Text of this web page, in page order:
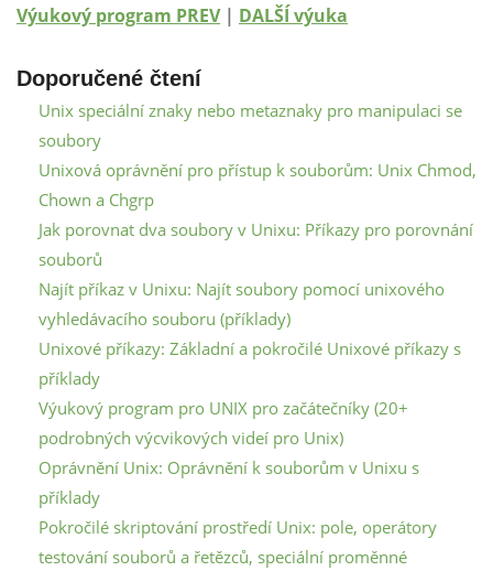
Výukový program PREV| DALŠÍ výuka
Doporučené čtení
Unix speciální znaky nebo metaznaky pro manipulaci se
soubory
Unixová oprávnění pro přístup k souborům: Unix Chmod,
Chown a Chgrp
Jak porovnat dva soubory v Unixu: Příkazy pro porovnání
souborů
Najít příkaz v Unixu: Najít soubory pomocí unixového
vyhledávacího souboru (příklady)
Unixové příkazy: Základní a pokročilé Unixové příkazy s
příklady
Výukový program pro UNIX pro začátečníky (20+
podrobných výcvikových videí pro Unix)
Oprávnění Unix: Oprávnění k souborům v Unixu s
příklady
Pokročilé skriptování prostředí Unix: pole, operátory
testování souborů a řetězců, speciální proměnné